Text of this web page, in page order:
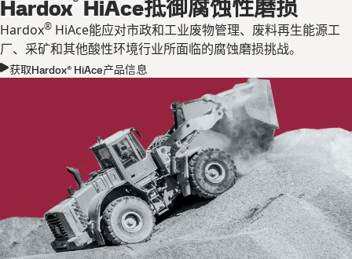
Hardox HiAce抵御腐蚀性磨损
Hardox® HiAce能应对市政和工业废物管理、废料再生能源工
厂、采矿和其他酸性环境行业所面临的腐蚀磨损挑战。
获取Hardox® HiAce产品信息